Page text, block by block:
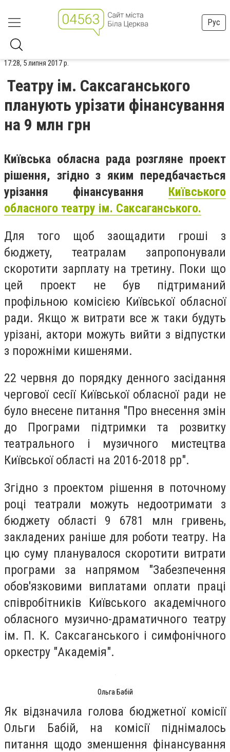
Рус
17:28, 5 липня 2017 р.
Театру ім. Саксаганського
планують урізати фінансування
на 9 млн грн
Київська обласна рада розгляне проект
рішення, згідно з яким передбачається
урізання фінансування Київського
обласного театру ім. Саксаганського.
Для того щоб заощадити гроші з
бюджету, театралам запропонували
скоротити зарплату на третину. Поки що
цей проект не був підтриманий
профільною комісією Київської обласної
ради. Якщо ж витрати все ж таки будуть
урізані, актори можуть вийти з відпустки
з порожніми кишенями.
22 червня до порядку денного засідання
чергової сесії Київської обласної ради не
було внесене питання "Про внесення змін
до Програми підтримки та розвитку
театрального і музичного мистецтва
Київської області на 2016-2018 рр".
Згідно з проектом рішення в поточному
році театрали можуть недоотримати з
бюджету області 9 6781 млн гривень,
закладених раніше для роботи театру. На
цю суму планувалося скоротити витрати
програми за напрямом "Забезпечення
обов'язковими виплатами оплати праці
співробітників Київського академічного
обласного музично-драматичного театру
ім. П. К. Саксаганського і симфонічного
оркестру "Академія".
Ольга Бабій
Як відзначила голова бюджетної комісії
Ольги Бабій, на комісії піднімалось
питання щодо зменшення фінансування